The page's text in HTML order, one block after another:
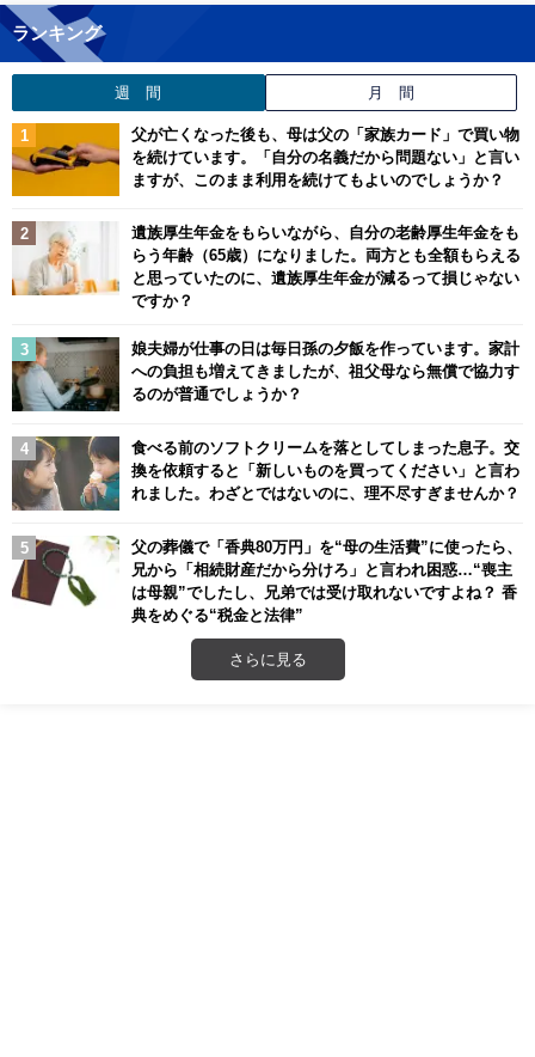
ランキング
週 間 月 間
父が亡くなった後も、母は父の「家族カード」で買い物
を続けています。「自分の名義だから問題ない」と言い
ますが、このまま利用を続けてもよいのでしょうか？
遺族厚生年金をもらいながら、自分の老齢厚生年金をも
らう年齢（65歳）になりました。両方とも全額もらえる
と思っていたのに、遺族厚生年金が減るって損じゃない
ですか？
娘夫婦が仕事の日は毎日孫の夕飯を作っています。家計
への負担も増えてきましたが、祖父母なら無償で協力す
るのが普通でしょうか？
食べる前のソフトクリームを落としてしまった息子。交
換を依頼すると「新しいものを買ってください」と言わ
れました。わざとではないのに、理不尽すぎませんか？
父の葬儀で「香典80万円」を“母の生活費”に使ったら、
兄から「相続財産だから分けろ」と言われ困惑…“喪主
は母親”でしたし、兄弟では受け取れないですよね？ 香
典をめぐる“税金と法律”
さらに見る